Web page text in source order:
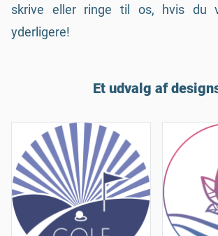
skrive eller ringe til os, hvis du
yderligere!
Et udvalg af